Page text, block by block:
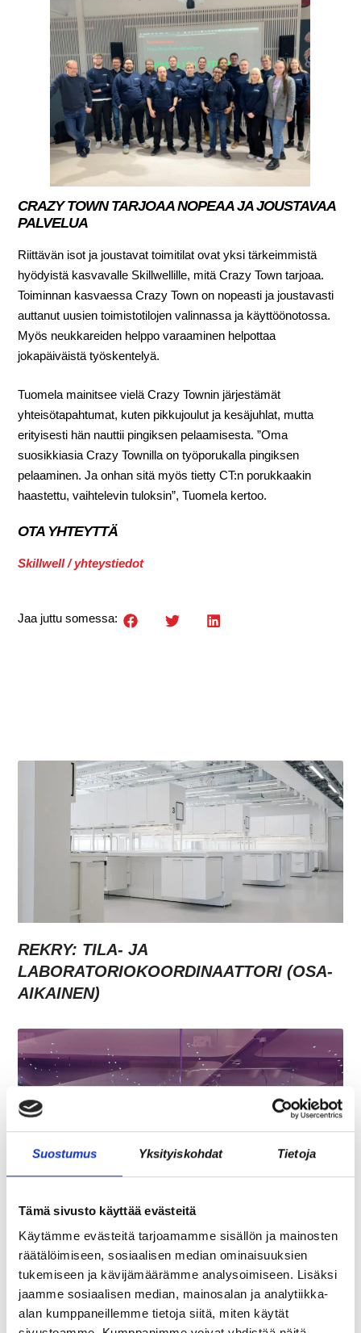
Suostumus Yksityiskohdat Tietoja
Tämä sivusto käyttää evästeitä
Käytämme evästeitä tarjoamamme sisällön ja mainosten
räätälöimiseen, sosiaalisen median ominaisuuksien
tukemiseen ja kävijämäärämme analysoimiseen. Lisäksi
jaamme sosiaalisen median, mainosalan ja analytiikka-
alan kumppaneillemme tietoja siitä, miten käytät
CRAZY TOWN TARJOAA NOPEAA JA JOUSTAVAA
PALVELUA
Riittävän isot ja joustavat toimitilat ovat yksi tärkeimmistä
hyödyistä kasvavalle Skillwellille, mitä Crazy Town tarjoaa.
Toiminnan kasvaessa Crazy Town on nopeasti ja joustavasti
auttanut uusien toimistotilojen valinnassa ja käyttöönotossa.
Myös neukkareiden helppo varaaminen helpottaa
jokapäiväistä työskentelyä.
Tuomela mainitsee vielä Crazy Townin järjestämät
yhteisötapahtumat, kuten pikkujoulut ja kesäjuhlat, mutta
erityisesti hän nauttii pingiksen pelaamisesta. ”Oma
suosikkiasia Crazy Townilla on työporukalla pingiksen
pelaaminen. Ja onhan sitä myös tietty CT:n porukkaakin
haastettu, vaihtelevin tuloksin”, Tuomela kertoo.
OTA YHTEYTTÄ
Skillwell / yhteystiedot
Jaa juttu somessa:
REKRY: TILA- JA
LABORATORIOKOORDINAATTORI (OSA-
AIKAINEN)
JÄSENEN KYNÄSTÄ – TILA MERKITSEE
MARKKINOINNISSA – KUUKIN EEVA
RISTKARI